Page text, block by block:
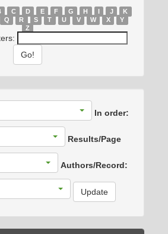
C D E F G H I J
K
Q R S T U V W X
Y
Z
In order:
Results/Page
Authors/Record: